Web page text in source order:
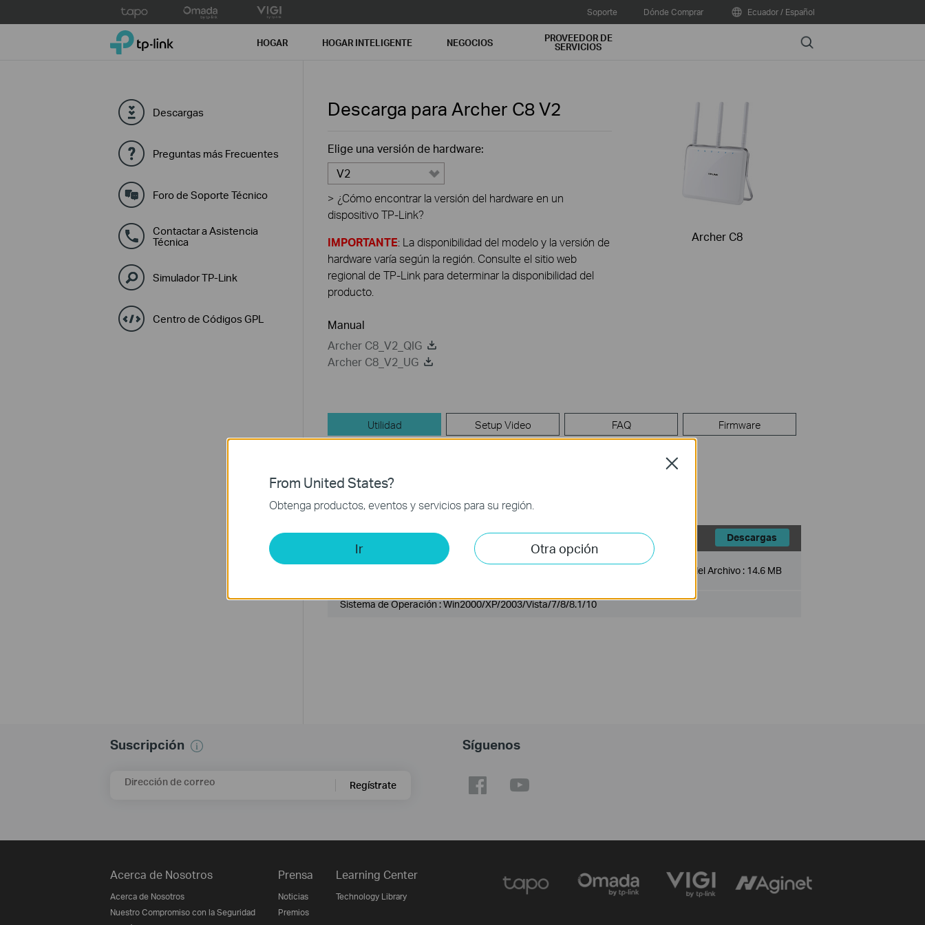
to
Soporte Dónde Comprar Ecuador / Español
TP-Link, Reliably Smart HOGAR HOGAR INTELIGENTE NEGOCIOS PROVEEDOR DE
SERVICIOS Search
Descargas
Preguntas más Frecuentes
Foro de Soporte Técnico
Contactar a Asistencia
Técnica
Simulador TP-Link
Centro de Códigos GPL
Descarga para Archer C8V2
Elige una versión de hardware:
V2
> ¿Cómo encontrar la versión del hardware en un
dispositivo TP-Link?
IMPORTANTE: La disponibilidad del modelo y la versión de
hardware varía según la región. Consulte el sitio web
regional de TP-Link para determinar la disponibilidad del
producto.
Manual
Archer C8_V2_QIG
Archer C8_V2_UG
Archer C8
Utilidad Setup Video FAQ Firmware
Utilidad
USB_Printer_Controller_Utility_Windows Descargas
Fecha de Publicación :2016-
Tamaño del Archivo : 14.6 MB
Sistema de Operación : Win2000/XP/2003/Vista/7/8/8.1/10
Suscripción
Dirección de correo Regístrate
Síguenos
Acerca de Nosotros
Acerca de Nosotros
Nuestro Compromiso con la Seguridad
Prensa
Noticias
Premios
Learning Center
Technology Library
From United States?
Obtenga productos, eventos y servicios para su región.
Ir Otra opción
Close